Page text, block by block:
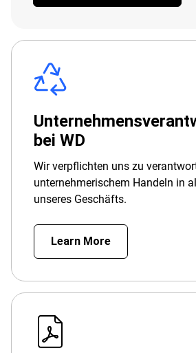
bei WD
Wir verpflichten uns zu
unternehmerischem Handeln in
unseres Geschäfts.
Learn More